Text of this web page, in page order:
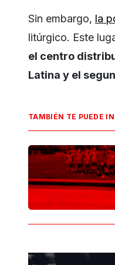
Sin embargo, la
litúrgico. Este
el centro
Latina y el
TAMBIÉN TE PUEDE